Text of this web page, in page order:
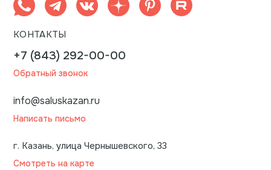
КОНТАКТЫ
+7 (843) 292-00-00
Обратный звонок
info@saluskazan.ru
Написать письмо
г. Казань, улица Чернышевского, 33
Смотреть на карте